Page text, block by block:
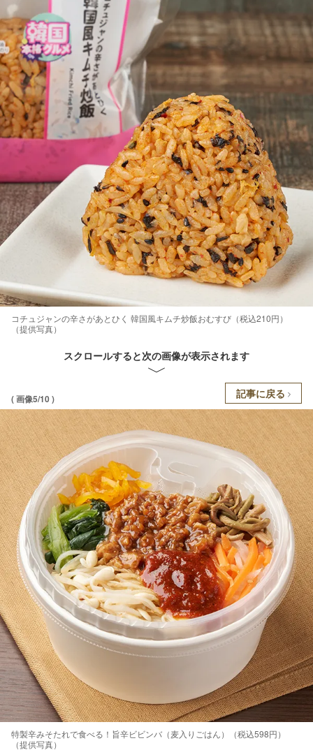
コチュジャンの辛さがあとひく 韓国風キムチ炒飯おむすび（税込210円）
（提供写真）
スクロールすると次の画像が表示されます
( 画像5/10 ) 記事に戻る
特製辛みそたれで食べる！旨辛ビビンバ（麦入りごはん）（税込598円）
（提供写真）